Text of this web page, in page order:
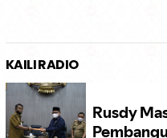
KAILI RADIO